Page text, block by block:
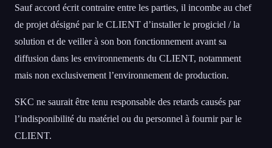
Sauf accord écrit contraire entre les parties, il incombe au chef
de projet désigné par le CLIENT d’installer le progiciel / la
solution et de veiller à son bon fonctionnement avant sa
diffusion dans les environnements du CLIENT, notamment
mais non exclusivement l’environnement de production.
SKC ne saurait être tenu responsable des retards causés par
l’indisponibilité du matériel ou du personnel à fournir par le
CLIENT.